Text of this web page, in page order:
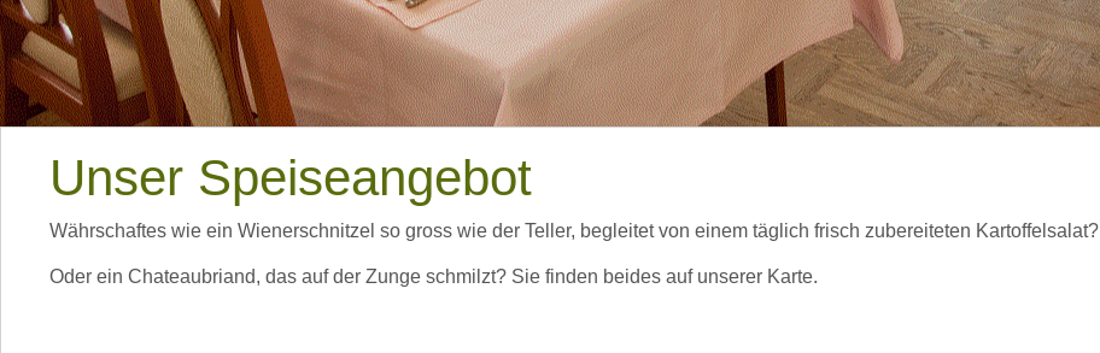
Unser Speiseangebot
Währschaftes wie ein Wienerschnitzel so gross wie der Teller, begleitet von einem täglich frisch zubereiteten Kartoffelsalat?
Oder ein Chateaubriand, das auf der Zunge schmilzt? Sie finden beides auf unserer Karte.